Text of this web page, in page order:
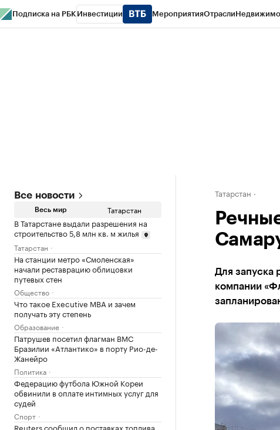
Подписка на РБК Инвестиции МероприятияОтрасли
Все новости
Весь мир Татарстан
В Татарстане выдали разрешения на
строительство 5,8 млн кв. м жилья
Татарстан
На станции метро «Смоленская»
начали реставрацию облицовки
путевых стен
Общество
Что такое Executive MBA и зачем
получать эту степень
Образование
Патрушев посетил флагман ВМС
Бразилии «Атлантико» в порту Рио-де-
Жанейро
Политика
Федерацию футбола Южной Кореи
обвинили в оплате интимных услуг для
судей
Спорт
Reuters сообщил о поставках топлива
Татарстан
Для запуска
компании